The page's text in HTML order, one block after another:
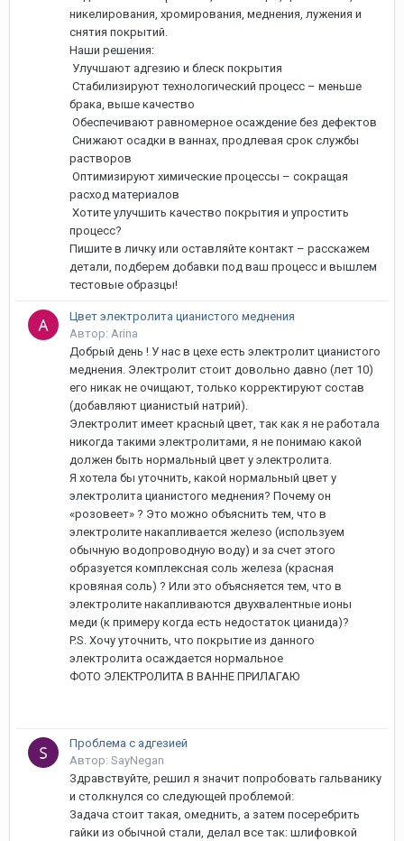
никелирования, хромирования, меднения, лужения и
снятия покрытий.
Наши решения:
Улучшают адгезию и блеск покрытия
Стабилизируют технологический процесс – меньше
брака, выше качество
Обеспечивают равномерное осаждение без дефектов
Снижают осадки в ваннах, продлевая срок службы
растворов
Оптимизируют химические процессы – сокращая
расход материалов
Хотите улучшить качество покрытия и упростить
процесс?
Пишите в личку или оставляйте контакт – расскажем
детали, подберем добавки под ваш процесс и вышлем
тестовые образцы!
Цвет электролита цианистого меднения
Автор: Arina
Добрый день ! У нас в цехе есть электролит цианистого
меднения. Электролит стоит довольно давно (лет 10)
его никак не очищают, только корректируют состав
(добавляют цианистый натрий).
Электролит имеет красный цвет, так как я не работала
никогда такими электролитами, я не понимаю какой
должен быть нормальный цвет у электролита.
Я хотела бы уточнить, какой нормальный цвет у
электролита цианистого меднения? Почему он
«розовеет» ? Это можно объяснить тем, что в
электролите накапливается железо (используем
обычную водопроводную воду) и за счет этого
образуется комплексная соль железа (красная
кровяная соль) ? Или это объясняется тем, что в
электролите накапливаются двухвалентные ионы
меди (к примеру когда есть недостаток цианида)?
P.S. Хочу уточнить, что покрытие из данного
электролита осаждается нормальное
ФОТО ЭЛЕКТРОЛИТА В ВАННЕ ПРИЛАГАЮ
Проблема с адгезией
Автор: SayNegan
Здравствуйте, решил я значит попробовать гальванику
и столкнулся со следующей проблемой:
Задача стоит такая, омеднить, а затем посеребрить
гайки из обычной стали, делал все так: шлифовкой